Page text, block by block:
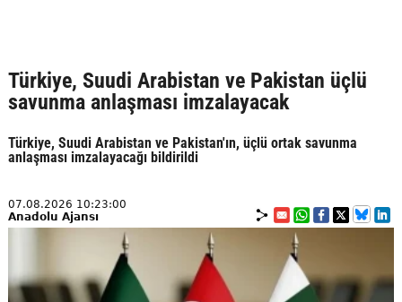
Türkiye, Suudi Arabistan ve Pakistan üçlü
savunma anlaşması imzalayacak
Türkiye, Suudi Arabistan ve Pakistan'ın, üçlü ortak savunma
anlaşması imzalayacağı bildirildi
07.08.2026 10:23:00
Anadolu Ajansı